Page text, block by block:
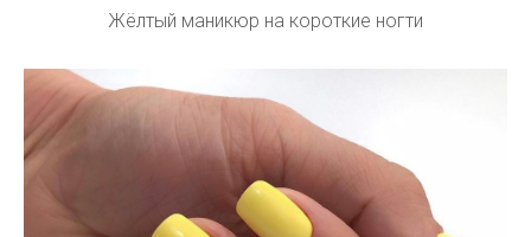
Жёлтый маникюр на короткие ногти